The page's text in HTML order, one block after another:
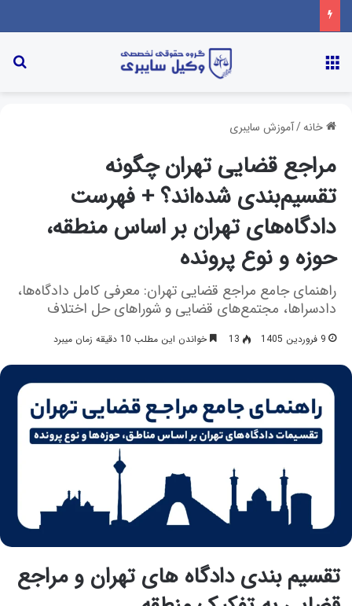
خانه/آموزش سایبری
مراجع قضایی تهران چگونه
تقسیم‌بندی شده‌اند؟ + فهرست
دادگاه‌های تهران بر اساس منطقه،
حوزه و نوع پرونده
راهنمای جامع مراجع قضایی تهران: معرفی کامل دادگاه‌ها،
دادسراها، مجتمع‌های قضایی و شوراهای حل اختلاف
9 فروردین 1405 13 خواندن این مطلب 10 دقیقه زمان میبرد
تقسیم بندی دادگاه های تهران و مراجع